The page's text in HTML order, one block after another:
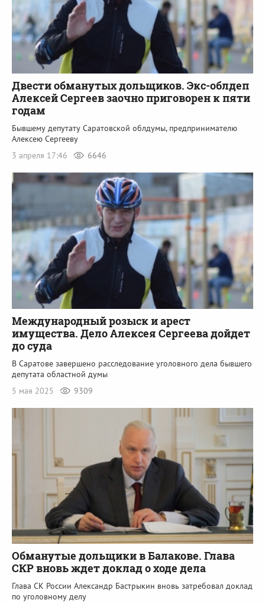
Двести обманутых дольщиков. Экс-облдеп
Алексей Сергеев заочно приговорен к пяти
годам
Бывшему депутату Саратовской облдумы, предпринимателю
Алексею Сергееву
3 апреля 17:46
6646
Международный розыск и арест
имущества. Дело Алексея Сергеева дойдет
до суда
В Саратове завершено расследование уголовного дела бывшего
депутата областной думы
5 мая 2025
9309
Обманутые дольщики в Балакове. Глава
СКР вновь ждет доклад о ходе дела
Глава СК России Александр Бастрыкин вновь затребовал доклад
по уголовному делу